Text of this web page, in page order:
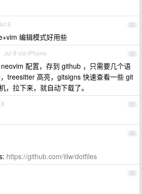
35
8
编辑模式好用些
36
Jul 8 via iPhone
配置，存到 github ，只需要几个语
treesitter 高亮，gitsigns 快速查看一些 git
，拉下来，就自动下载了。
37
38
https://github.com/iilw/dotfiles
39